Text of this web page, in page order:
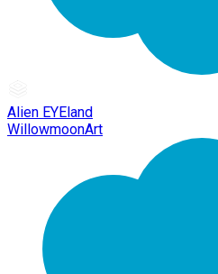
Alien EYEland
WillowmoonArt